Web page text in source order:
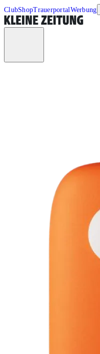
ClubShopTrauerportalWerbung